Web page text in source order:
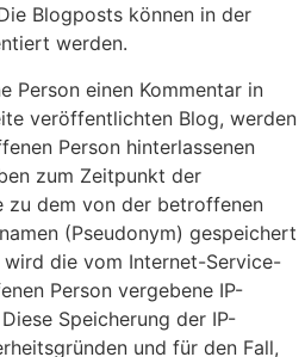
Blogposts können in der
werden.
Person einen Kommentar in
veröffentlichten Blog, werden
Person hinterlassenen
zum Zeitpunkt der
zu dem von der betroffenen
(Pseudonym) gespeichert
die vom Internet-Service-
Person vergebene IP-
Speicherung der IP-
und für den Fall,